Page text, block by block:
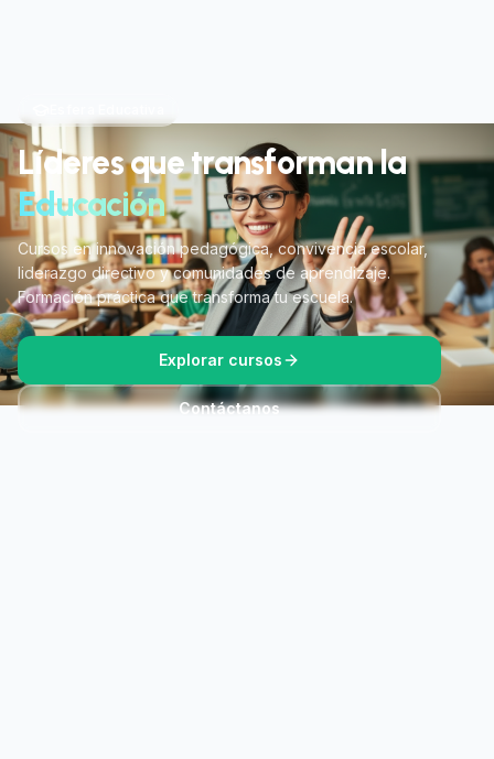
Líderes que transforman la
Educación
Cursos en innovación pedagógica, convivencia escolar,
liderazgo directivo y comunidades de aprendizaje.
Formación práctica que transforma tu escuela.
Explorar cursos
Contáctanos